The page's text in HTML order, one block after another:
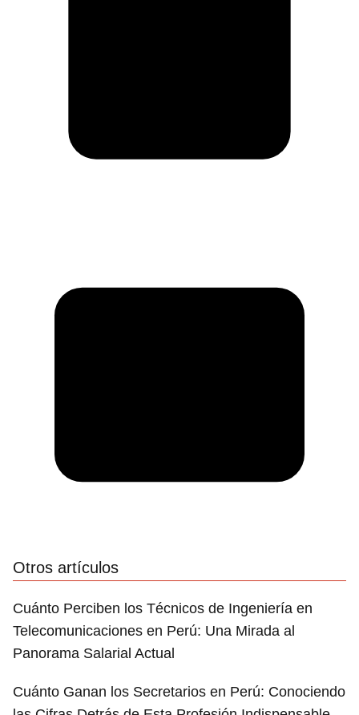
Otros artículos
Cuánto Perciben los Técnicos de Ingeniería en
Telecomunicaciones en Perú: Una Mirada al
Panorama Salarial Actual
Cuánto Ganan los Secretarios en Perú: Conociendo